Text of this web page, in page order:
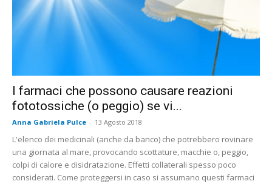
I farmaci che possono causare reazioni
fototossiche (o peggio) se vi...
Anna Gabriela Pulce - 13 Agosto 2018
L'elenco dei medicinali (anche da banco) che potrebbero rovinare
una giornata al mare, provocando scottature, macchie o, peggio,
colpi di calore e disidratazione. Effetti collaterali spesso poco
considerati. Come proteggersi in caso si assumano questi farmaci